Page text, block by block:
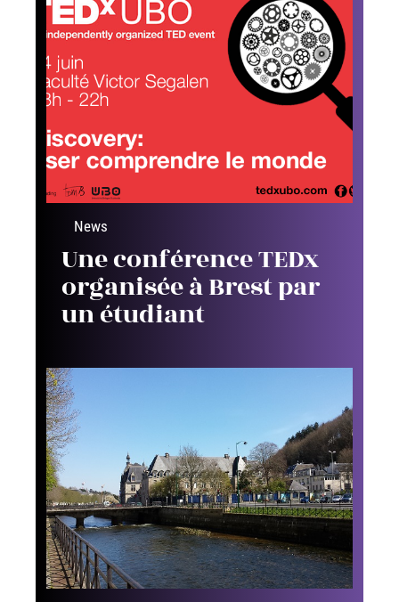
News
Une conférence TEDx
organisée à Brest par
un étudiant